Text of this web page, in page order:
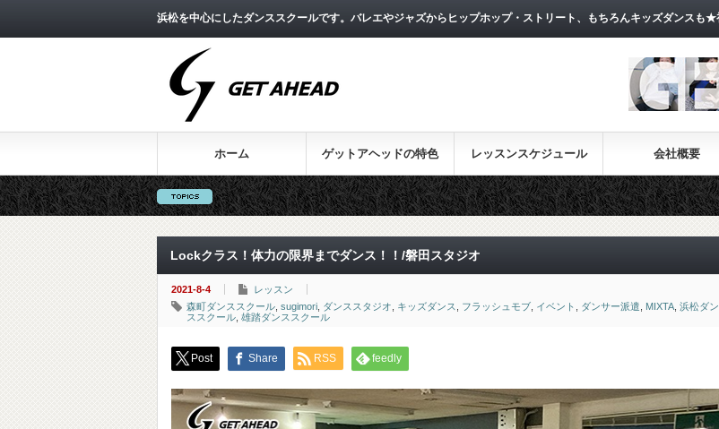
浜松を中心にしたダンススクールです。バレエやジャズからヒップホップ・ストリート、もちろんキッズダンスも
ホーム ゲットアヘッドの特色 レッスンスケジュール 会社概要
静岡トヨペット
Lockクラス！体力の限界までダンス！！/磐田スタジオ
2021-8-4
レッスン
森町ダンススクール sugimori ダンススタジオ キッズダンス フラッシュモブ イベント ダンサー派遣 MIXTA 浜松ダ
ススクール 雄踏ダンススクール
Post Share RSS feedly